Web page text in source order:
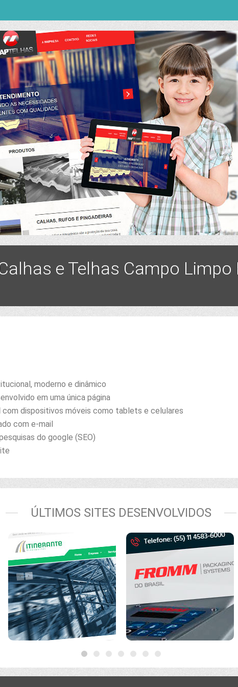
e Telhas Campo
moderno e dinâmico
em uma única página
dispositivos móveis como tablets e celulares
com e-mail
do google (SEO)
ÚLTIMOS SITES DESENVOLVIDOS